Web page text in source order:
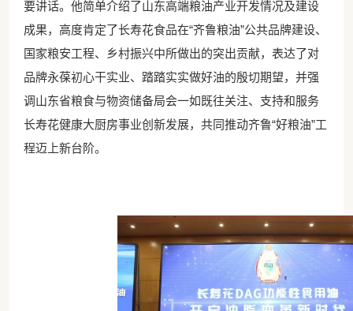
要讲话。他简单介绍了山东高端粮油产业开发情况及建设
成果，高度肯定了长寿花食品在“齐鲁粮油”公共品牌建设、
国家粮安工程、乡村振兴中所做出的突出贡献，表达了对
品牌永葆初心干实业、踏踏实实做好油的殷切期望，并强
调山东省粮食与物资储备局会一如既往关注、支持和服务
长寿花健康大厨房事业创新发展，共同推动齐鲁“好粮油”工
程迈上新台阶。